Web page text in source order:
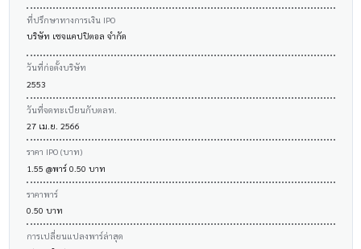
ที่ปรึกษาทางการเงิน IPO
บริษัท เซจแคปปิตอล จำกัด
วันที่ก่อตั้งบริษัท
2553
วันที่จดทะเบียนกับตลท.
27 เม.ย. 2566
ราคา IPO (บาท)
1.55 @พาร์ 0.50 บาท
ราคาพาร์
0.50 บาท
การเปลี่ยนแปลงพาร์ล่าสุด